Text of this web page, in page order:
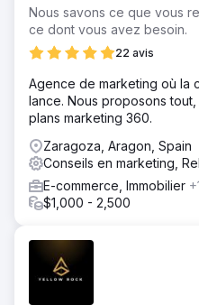
Nous savons ce que vous
ce dont vous avez besoin.
22 avis
Agence de marketing où la
lance. Nous proposons
plans marketing 360.
Zaragoza, Aragon, Spain
Conseils en marketing,
E-commerce, Immobilier
$1,000 - 2,500